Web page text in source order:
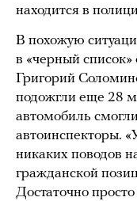
находится в
В похожую
в «черный
Григорий
подожгли еще 28
автомобиль
автоинспекторы.
никаких поводов
гражданской
Достаточно